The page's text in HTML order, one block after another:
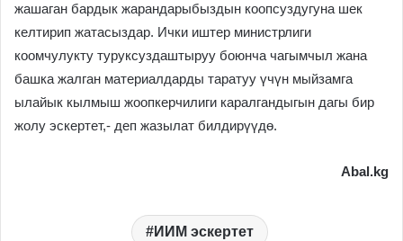
жашаган бардык жарандарыбыздын коопсуздугуна шек
келтирип жатасыздар. Ички иштер министрлиги
коомчулукту туруксуздаштыруу боюнча чагымчыл жана
башка жалган материалдарды таратуу үчүн мыйзамга
ылайык кылмыш жоопкерчилиги каралгандыгын дагы бир
жолу эскертет,- деп жазылат билдирүүдө.
Abal.kg
ИИМ эскертет